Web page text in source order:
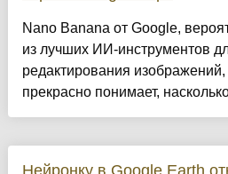
Nano Banana от Google,
из лучших ИИ-инструментов
редактирования
прекрасно понимает,